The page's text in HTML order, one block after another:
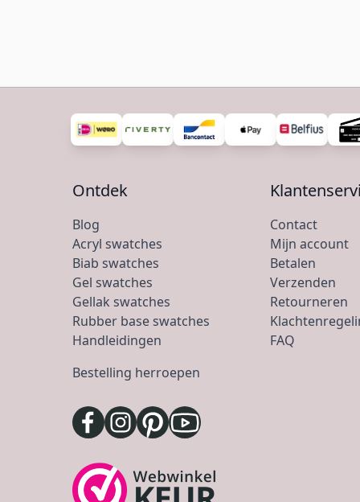
Ontdek
Blog
Acryl swatches
Biab swatches
Gel swatches
Gellak swatches
Rubber base swatches
Handleidingen
Bestelling herroepen
Contact
Mijn account
Betalen
Verzenden
Retourneren
FAQ